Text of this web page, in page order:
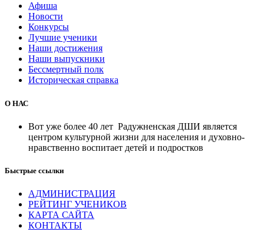
Афиша
Новости
Конкурсы
Лучшие ученики
Наши достижения
Наши выпускники
Бессмертный полк
Историческая справка
О НАС
Вот уже более 40 лет Радужненская ДШИ является
центром культурной жизни для населения и духовно-
нравственно воспитает детей и подростков
Быстрые ссылки
АДМИНИСТРАЦИЯ
РЕЙТИНГ УЧЕНИКОВ
КАРТА САЙТА
КОНТАКТЫ